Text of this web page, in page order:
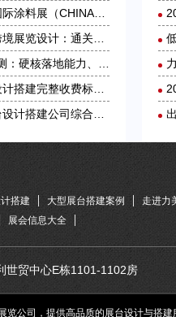
搭建 大型展台搭建案例
走进力
展会信息大全
世贸中心E栋1101-1102房
览公司，提供高品质的展台设计与搭